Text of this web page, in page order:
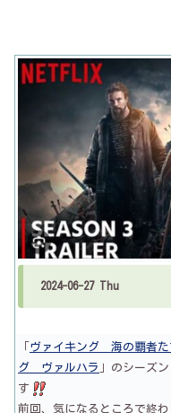
2024-06-27 Thu
ヴァイキング 海の覇者た
グ ヴァルハラ 」のシーズ
す
前回、気になるところで終わ